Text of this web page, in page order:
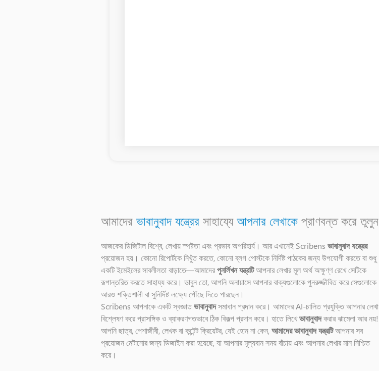
আমাদের ভাবানুবাদ যন্ত্রের সাহায্যেআপনার লেখাকে প্রাণবন্ত করে
আজকের ডিজিটাল বিশ্বে, লেখায় স্পষ্টতা এবং প্রভাব অপরিহার্য। আর এখানেই Scribens ভাবানুবাদ যন্ত্রের
প্রয়োজন হয়। কোনো রিপোর্টকে নিখুঁত করতে, কোনো ব্লগ পোস্টকে নির্দিষ্ট পাঠকের জন্য উপযোগী করতে বা শুধু
একটি ইমেইলের সাবলীলতা বাড়াতে—আমাদেরপুনর্লিখন যন্ত্রটিআপনার লেখার মূল অর্থ অক্ষুণ্ণ রেখে সেটিকে
রূপান্তরিত করতে সাহায্য করে। ভাবুন তো, আপনি অনায়াসে আপনার বাক্যগুলোকে পুনরুজ্জীবিত করে সেগুলোকে
আরও শক্তিশালী বা সুনির্দিষ্ট লক্ষ্যে পৌঁছে দিতে পারছেন।
Scribens আপনাকে একটি স্বজ্ঞাতভাবানুবাদসমাধান প্রদান করে। আমাদের AI-চালিত প্রযুক্তি আপনার লেখা
বিশ্লেষণ করে প্রাসঙ্গিক ও ব্যাকরণগতভাবে ঠিক বিকল্প প্রদান করে। হাতে লিখেভাবানুবাদকরার ঝামেলা আর নয়!
আপনি ছাত্র, পেশাজীবী, লেখক বা কন্টেন্ট ক্রিয়েটর, যেই হোন না কেন,আমাদের ভাবানুবাদ যন্ত্রটিআপনার সব
প্রয়োজন মেটানোর জন্য ডিজাইন করা হয়েছে, যা আপনার মূল্যবান সময় বাঁচায় এবং আপনার লেখার মান নিশ্চিত
করে।